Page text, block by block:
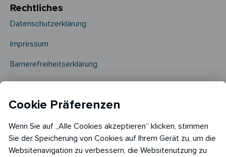
Rechtliches
Datenschutzerklärung
Impressum
Barrierefreiheitserklärung
AGB Stromliefervertrag
AGB Stromliefervertrag Fix
Marktkommunikation
Kunden werben Kunden
Cookie Präferenzen
Wenn Sie auf „Alle Cookies akzeptieren“ klicken, stimmen
Sie der Speicherung von Cookies auf Ihrem Gerät zu, um die
Websitenavigation zu verbessern, die Websitenutzung zu